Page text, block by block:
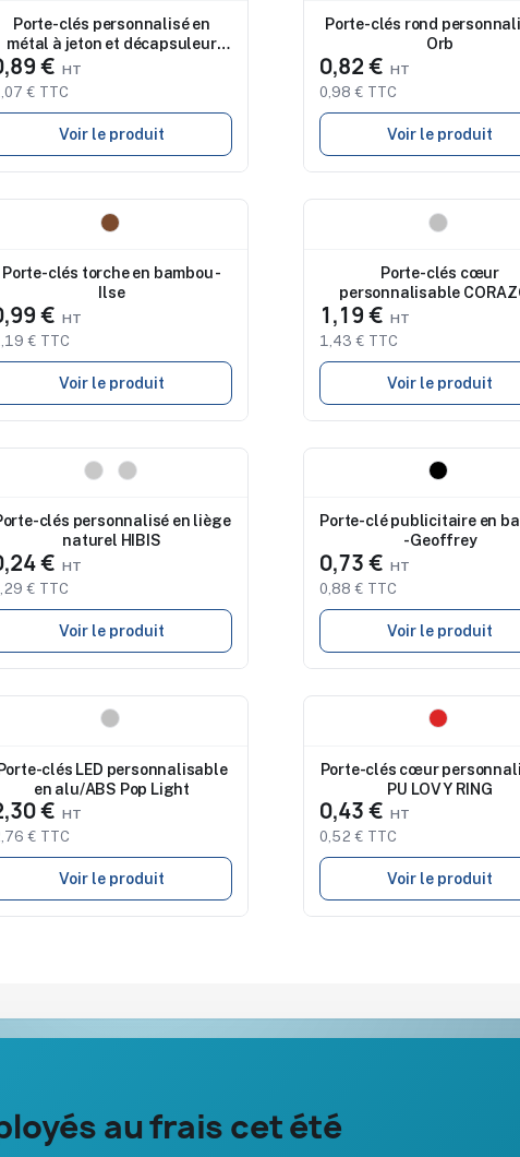
Porte-clés personnalisé en
métal à jeton et décapsuleur
€
€ TTC
Voir le produit
Porte-clés rond
Orb
0,82 €
0,98 € TTC
Voir le produit
Porte-clés torche en bambou -
Ilse
€
€ TTC
Voir le produit
Porte-clés cœur
personnalisable
1,19 €
1,43 € TTC
Voir le produit
clés personnalisé en liège
naturel HIBIS
€
€ TTC
Voir le produit
Porte-clé publicitaire en
- Geoffrey
0,73 €
0,88 € TTC
Voir le produit
clés LED personnalisable
en alu/ABS Pop Light
€
€ TTC
Voir le produit
Porte-clés cœur
PU LOVY RING
0,43 €
0,52 € TTC
Voir le produit
au frais cet été
À propos
Nos expertises &